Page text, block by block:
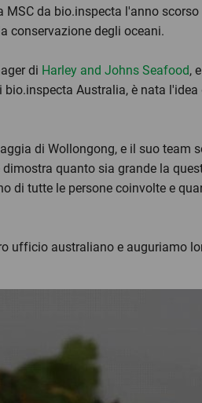
da bio.inspecta l'anno
conservazione degli oceani.
di Harley and Johns Seafood,
Australia, è nata
di Wollongong, e il suo team
quanto sia grande la
di tutte le persone coinvolte e
ufficio australiano e auguriamo